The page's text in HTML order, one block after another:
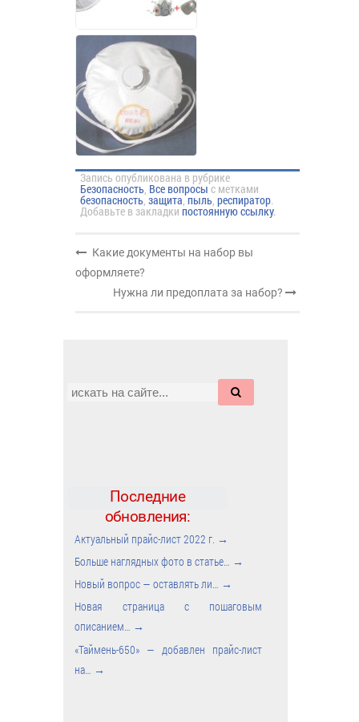
Запись опубликована в рубрике
Безопасность, Все вопросы с метками
безопасность, защита, пыль, респиратор.
Добавьте в закладки постоянную ссылку.
Какие документы на набор вы
оформляете?
Нужна ли предоплата за набор?
Последние
обновления:
Актуальный прайс-лист 2022 г. →
Больше наглядных фото в статье… →
Новый вопрос — оставлять ли… →
Новая страница с пошаговым
описанием… →
«Таймень-650» — добавлен прайс-лист
на… →